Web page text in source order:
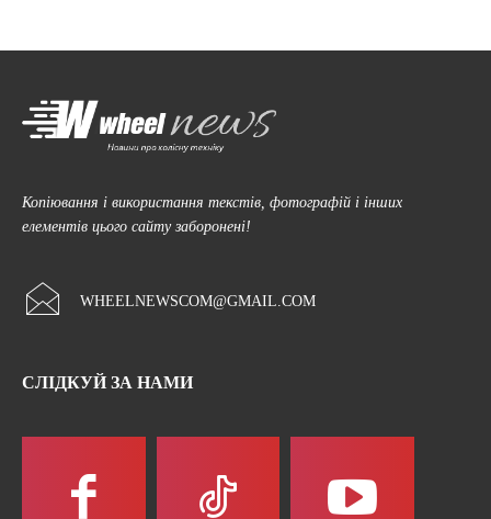
Копіювання і використання текстів, фотографій і інших
елементів цього сайту заборонені!
WHEELNEWSCOM@GMAIL.COM
СЛІДКУЙ ЗА НАМИ